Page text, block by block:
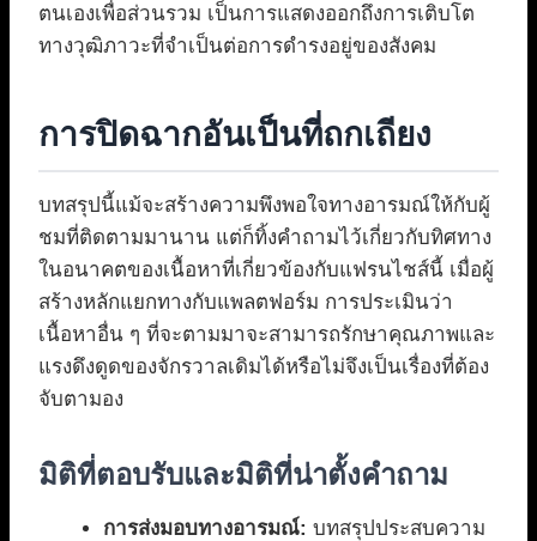
ตนเองเพื่อส่วนรวม เป็นการแสดงออกถึงการเติบโต
ทางวุฒิภาวะที่จำเป็นต่อการดำรงอยู่ของสังคม
การปิดฉากอันเป็นที่ถกเถียง
บทสรุปนี้แม้จะสร้างความพึงพอใจทางอารมณ์ให้กับผู้
ชมที่ติดตามมานาน แต่ก็ทิ้งคำถามไว้เกี่ยวกับทิศทาง
ในอนาคตของเนื้อหาที่เกี่ยวข้องกับแฟรนไชส์นี้ เมื่อผู้
สร้างหลักแยกทางกับแพลตฟอร์ม การประเมินว่า
เนื้อหาอื่น ๆ ที่จะตามมาจะสามารถรักษาคุณภาพและ
แรงดึงดูดของจักรวาลเดิมได้หรือไม่จึงเป็นเรื่องที่ต้อง
จับตามอง
มิติที่ตอบรับและมิติที่น่าตั้งคำถาม
การส่งมอบทางอารมณ์: บทสรุปประสบความ